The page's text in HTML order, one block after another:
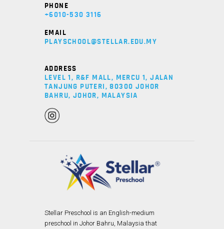
PHONE
+6010-530 3116
EMAIL
PLAYSCHOOL@STELLAR.EDU.MY
ADDRESS
LEVEL 1, R&F MALL, MERCU 1, JALAN
TANJUNG PUTERI, 80300 JOHOR
BAHRU, JOHOR, MALAYSIA
Stellar Preschool is an English-medium
preschool in Johor Bahru, Malaysia that